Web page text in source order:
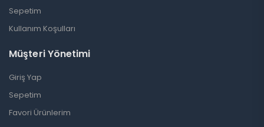
Sepetim
Kullanım Koşulları
Müşteri Yönetimi
Giriş Yap
Sepetim
Favori Ürünlerim